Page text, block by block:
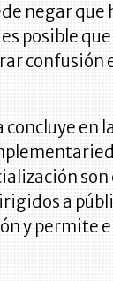
negar
posible
confusión
en
a
y permite